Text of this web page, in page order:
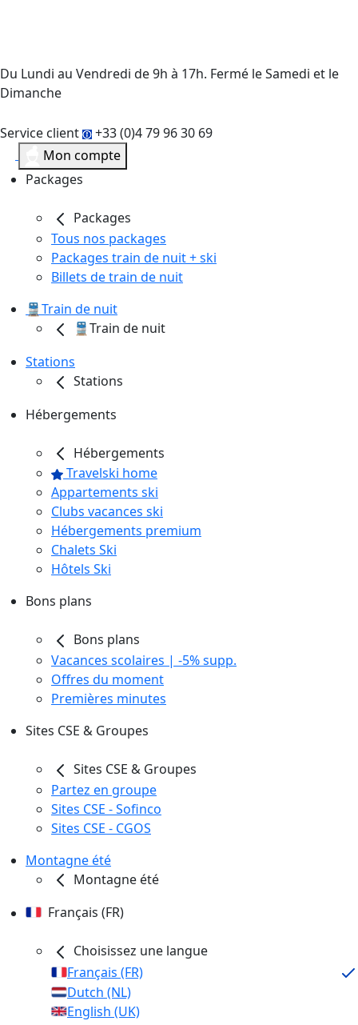
Du Lundi au Vendredi de 9h à 17h. Fermé le Samedi et le
Dimanche
Service client
+33 (0)4 79 96 30 69
Mon compte
Packages
Packages
Tous nos packages
Packages train de nuit + ski
Billets de train de nuit
🚆Train de nuit
🚆Train de nuit
Stations
Stations
Hébergements
Hébergements
Travelski home
Appartements ski
Clubs vacances ski
Hébergements premium
Chalets Ski
Hôtels Ski
Bons plans
Bons plans
Vacances scolaires | -5% supp.
Offres du moment
Premières minutes
Sites CSE & Groupes
Sites CSE & Groupes
Partez en groupe
Sites CSE - Sofinco
Sites CSE - CGOS
Montagne été
Montagne été
Français (FR)
Choisissez une langue
Français (FR)
Dutch (NL)
English (UK)